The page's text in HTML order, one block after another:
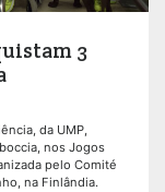
3
da UMP,
nos Jogos
pelo Comité
na Finlândia.